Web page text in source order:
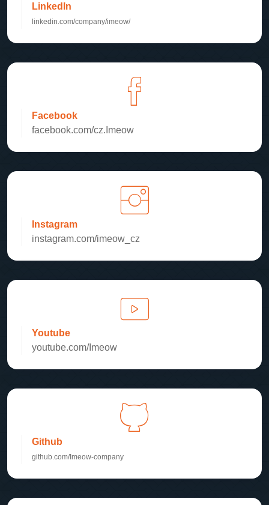
LinkedIn
linkedin.com/company/imeow/
Facebook
facebook.com/cz.Imeow
Instagram
instagram.com/imeow_cz
Youtube
youtube.com/Imeow
Github
github.com/Imeow-company